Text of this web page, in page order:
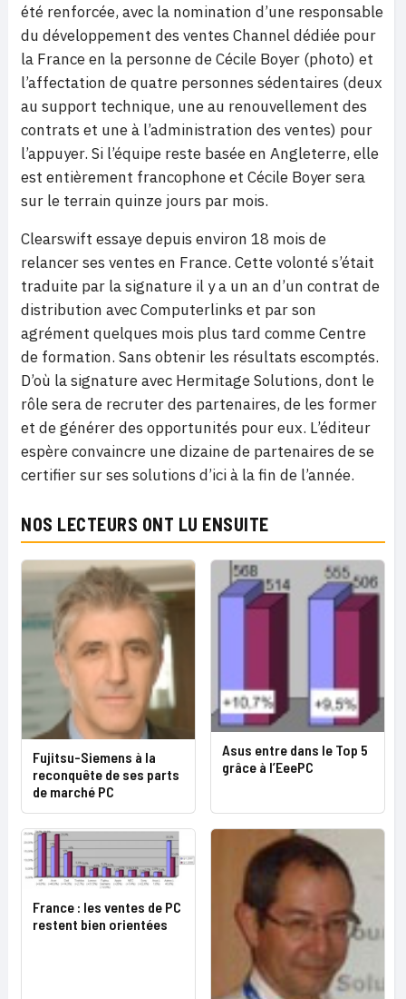
été renforcée, avec la nomination d’une responsable
du développement des ventes Channel dédiée pour
la France en la personne de Cécile Boyer (photo) et
l’affectation de quatre personnes sédentaires (deux
au support technique, une au renouvellement des
contrats et une à l’administration des ventes) pour
l’appuyer. Si l’équipe reste basée en Angleterre, elle
est entièrement francophone et Cécile Boyer sera
sur le terrain quinze jours par mois.
Clearswift essaye depuis environ 18 mois de
relancer ses ventes en France. Cette volonté s’était
traduite par la signature il y a un an d’un contrat de
distribution avec Computerlinks et par son
agrément quelques mois plus tard comme Centre
de formation. Sans obtenir les résultats escomptés.
D’où la signature avec Hermitage Solutions, dont le
rôle sera de recruter des partenaires, de les former
et de générer des opportunités pour eux. L’éditeur
espère convaincre une dizaine de partenaires de se
certifier sur ses solutions d’ici à la fin de l’année.
NOS LECTEURS ONT LU ENSUITE
Fujitsu-Siemens à la
reconquête de ses parts
de marché PC
Asus entre dans le Top 5
grâce à l’EeePC
France : les ventes de PC
restent bien orientées